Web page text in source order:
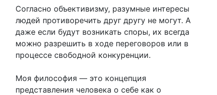
Согласно объективизму, разумные интересы
людей противоречить друг другу не могут. А
даже если будут возникать споры, их всегда
можно разрешить в ходе переговоров или в
процессе свободной конкуренции.
Моя философия — это концепция
представления человека о себе как о